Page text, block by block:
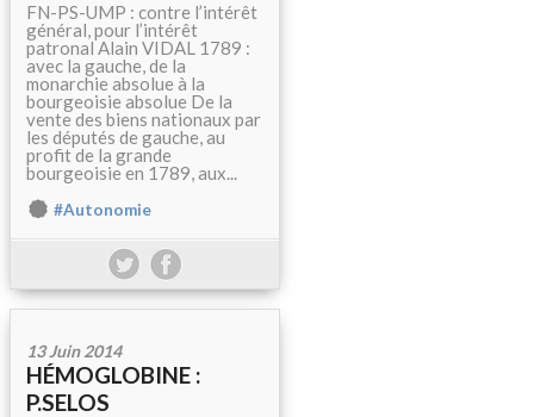
FN-PS-UMP : contre l’intérêt
général, pour l’intérêt
patronal Alain VIDAL 1789 :
avec la gauche, de la
monarchie absolue à la
bourgeoisie absolue De la
vente des biens nationaux par
les députés de gauche, au
profit de la grande
bourgeoisie en 1789, aux...
#Autonomie
13 Juin 2014
HÉMOGLOBINE :
P.SELOS